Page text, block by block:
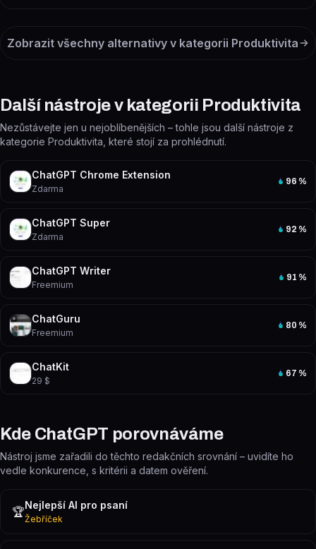
Zobrazit všechny alternativy v kategorii Produktivita
Další nástroje v kategorii Produktivita
Nezůstávejte jen u nejoblíbenějších – tohle jsou další nástroje z
kategorie Produktivita, které stojí za prohlédnutí.
ChatGPT Chrome Extension
Zdarma
96 %
ChatGPT Super
Zdarma
92 %
ChatGPT Writer
Freemium
91 %
ChatGuru
Freemium
80 %
ChatKit
29 $
67 %
Kde ChatGPT porovnáváme
Nástroj jsme zařadili do těchto redakčních srovnání – uvidíte ho
vedle konkurence, s kritérii a datem ověření.
🏆Nejlepší AI pro psaní
Žebříček